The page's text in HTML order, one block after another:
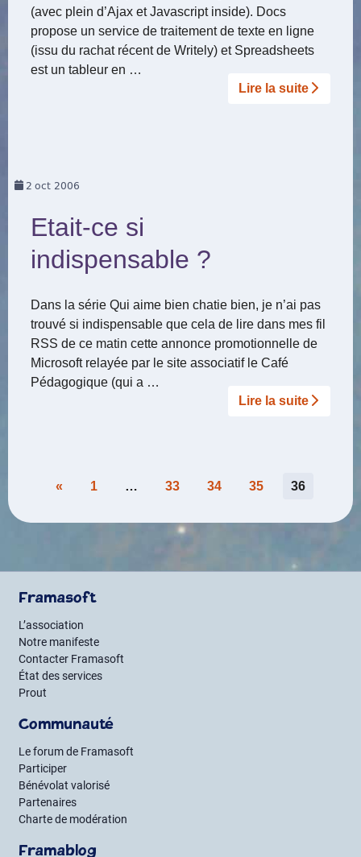
(avec plein d’Ajax et Javascript inside). Docs
propose un service de traitement de texte en ligne
(issu du rachat récent de Writely) et Spreadsheets
est un tableur en …
Lire la suite­­
2 oct 2006
Etait-ce si
indispensable ?
Dans la série Qui aime bien chatie bien, je n’ai pas
trouvé si indispensable que cela de lire dans mes fil
RSS de ce matin cette annonce promotionnelle de
Microsoft relayée par le site associatif le Café
Pédagogique (qui a …
Lire la suite­­
Pagination
des
« 1 … 33 34 35 36
Framasoft
L’association
Notre manifeste
Contacter Framasoft
État des services
Prout
Communauté
Le forum de Framasoft
Participer
Bénévolat valorisé
Partenaires
Charte de modération
Framablog